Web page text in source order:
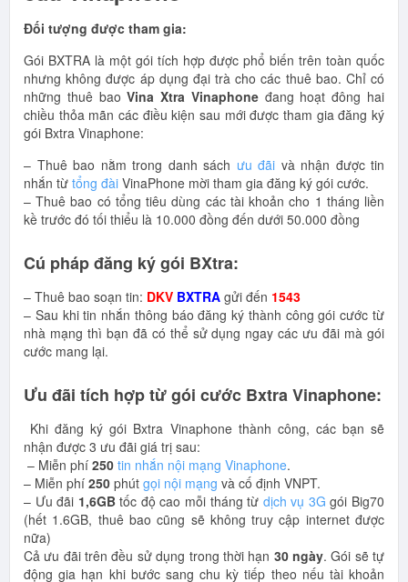
Đối tượng được tham gia:
Gói BXTRA là một gói tích hợp được phổ biến trên toàn quốc
nhưng không được áp dụng đại trà cho các thuê bao. Chỉ có
những thuê baoVina Xtra Vinaphoneđang hoạt đông hai
chiều thỏa mãn các điều kiện sau mới được tham gia đăng ký
gói Bxtra Vinaphone:
– Thuê bao nằm trong danh sách ưu đãi và nhận được tin
nhắn từ tổng đài VinaPhone mời tham gia đăng ký gói cước.
– Thuê bao có tổng tiêu dùng các tài khoản cho 1 tháng liền
kề trước đó tối thiểu là 10.000 đồng đến dưới 50.000 đồng
Cú pháp đăng ký gói BXtra:
– Thuê bao soạn tin: DKV BXTRA gửi đến 1543
– Sau khi tin nhắn thông báo đăng ký thành công gói cước từ
nhà mạng thì bạn đã có thể sử dụng ngay các ưu đãi mà gói
cước mang lại.
Ưu đãi tích hợp từ gói cước Bxtra Vinaphone:
Khi đăng ký gói Bxtra Vinaphone thành công, các bạn sẽ
nhận được 3 ưu đãi giá trị sau:
– Miễn phí 250 tin nhắn nội mạng Vinaphone.
– Miễn phí 250 phút gọi nội mạng và cố định VNPT.
– Ưu đãi 1,6GBtốc độ cao mỗi tháng từ dịch vụ 3G gói Big70
(hết 1.6GB, thuê bao cũng sẽ không truy cập internet được
nữa)
Cả ưu đãi trên đều sử dụng trong thời hạn 30 ngày. Gói sẽ tự
động gia hạn khi bước sang chu kỳ tiếp theo nếu tài khoản